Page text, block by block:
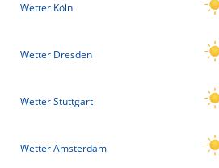
Wetter Köln
Wetter Dresden
Wetter Stuttgart
Wetter Amsterdam